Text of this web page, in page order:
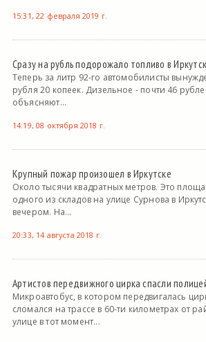
15:31, 22 февраля 2019 г.
Сразу на рубль подорожало топливо в
Теперь за литр 92-го автомобилисты
рубля 20 копеек. Дизельное - почти 46
объясняют...
14:19, 08 октября 2018 г.
Крупный пожар произошел в Иркутске
Около тысячи квадратных метров. Это
одного из складов на улице Сурнова в
вечером. На...
20:33, 14 августа 2018 г.
Артистов передвижного цирка спасли
Микроавтобус, в котором передвигалась
сломался на трассе в 60-ти километрах от
улице в тот момент...